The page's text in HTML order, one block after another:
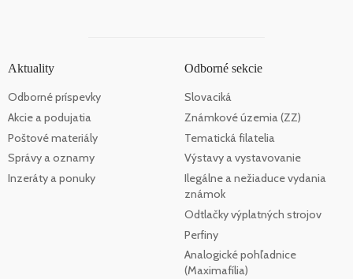
Aktuality
Odborné príspevky
Akcie a podujatia
Poštové materiály
Správy a oznamy
Inzeráty a ponuky
Odborné sekcie
Slovaciká
Známkové územia (ZZ)
Tematická filatelia
Výstavy a vystavovanie
Ilegálne a nežiaduce vydania
známok
Odtlačky výplatných strojov
Perfiny
Analogické pohľadnice
(Maximafília)